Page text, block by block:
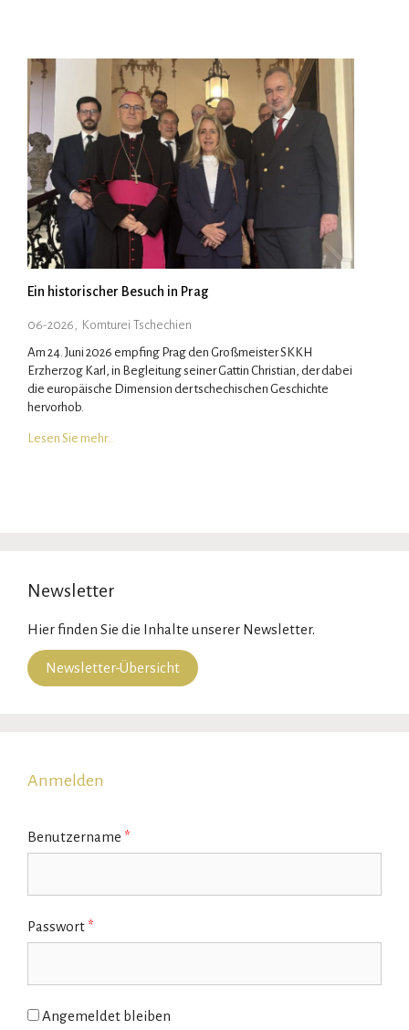
Ein historischer Besuch in Prag
06-2026 , Komturei Tschechien
Am 24. Juni 2026 empfing Prag den Großmeister SKKH
Erzherzog Karl, in Begleitung seiner Gattin Christian, der dabei
die europäische Dimension der tschechischen Geschichte
hervorhob.
Lesen Sie mehr…
Newsletter
Hier finden Sie die Inhalte unserer Newsletter.
Newsletter-Übersicht
Anmelden
Benutzername *
Passwort *
Angemeldet bleiben